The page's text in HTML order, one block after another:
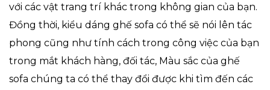
với các vật trang trí khác trong không gian của bạn.
Đồng thời, kiểu dáng ghế sofa có thể sẽ nói lên tác
phong cũng như tính cách trong công việc của bạn
trong mắt khách hàng, đối tác, Màu sắc của ghế
sofa chúng ta có thể thay đổi được khi tìm đến các